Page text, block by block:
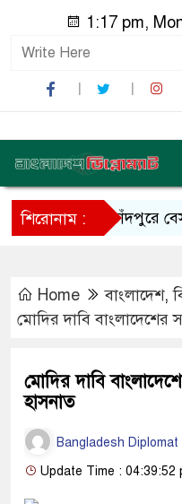
1:17 pm,
শিরোনাম : চাঁদপুরে
Home বাংলাদেশ,
মোদির দাবি বাংলাদেশের
মোদির দাবি
হাসনাত
Bangladesh Diplomat
Update Time : 04:39:52